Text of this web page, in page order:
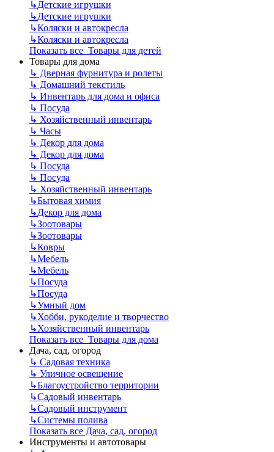
↳Детские игрушки
↳Детские игрушки
↳Коляски и автокресла
↳Коляски и автокресла
Показать все Товары для детей
Товары для дома
↳ Дверная фурнитура и ролеты
↳ Домашний текстиль
↳ Инвентарь для дома и офиса
↳ Посуда
↳ Хозяйственный инвентарь
↳ Часы
↳ Декор для дома
↳ Декор для дома
↳ Посуда
↳ Посуда
↳ Хозяйственный инвентарь
↳Бытовая химия
↳Декор для дома
↳Зоотовары
↳Зоотовары
↳Ковры
↳Мебель
↳Мебель
↳Посуда
↳Посуда
↳Умный дом
↳Хобби, рукоделие и творчество
↳Хозяйственный инвентарь
Показать все Товары для дома
Дача, сад, огород
↳ Садовая техника
↳ Уличное освещение
↳Благоустройство территории
↳Садовый инвентарь
↳Садовый инструмент
↳Системы полива
Показать все Дача, сад, огород
Инструменты и автотовары